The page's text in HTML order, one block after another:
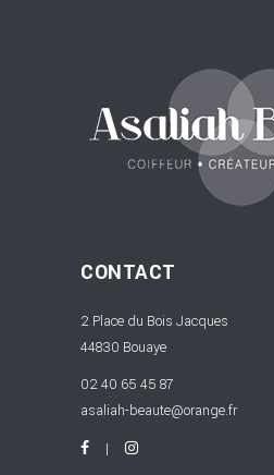
CONTACT
2 Place du Bois Jacques
44830 Bouaye
02 40 65 45 87
asaliah-beaute@orange.fr